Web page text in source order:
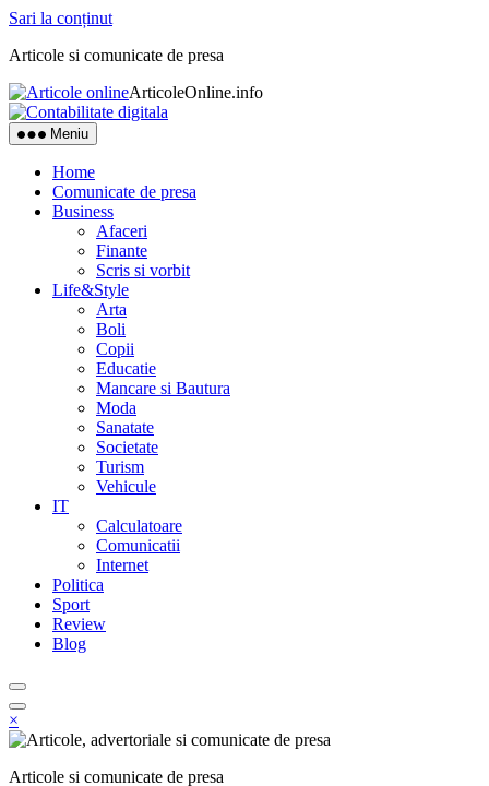
Sari la conținut
Articole si comunicate de presa
ArticoleOnline.info
Meniu
Home
Comunicate de presa
Business
Afaceri
Finante
Scris si vorbit
Life&Style
Arta
Boli
Copii
Educatie
Mancare si Bautura
Moda
Sanatate
Societate
Turism
Vehicule
IT
Calculatoare
Comunicatii
Internet
Politica
Sport
Review
Blog
×
Articole si comunicate de presa